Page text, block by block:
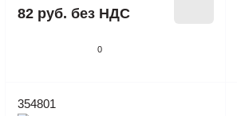
0
82 руб. без НДС
354801